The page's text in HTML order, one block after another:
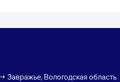
Завражье, Вологодская область